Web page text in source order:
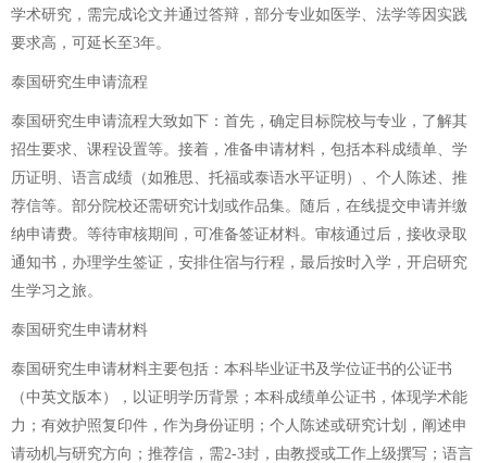
学术研究，需完成论文并通过答辩，部分专业如医学、法学等因实践
要求高，可延长至3年。
泰国研究生申请流程
泰国研究生申请流程大致如下：首先，确定目标院校与专业，了解其
招生要求、课程设置等。接着，准备申请材料，包括本科成绩单、学
历证明、语言成绩（如雅思、托福或泰语水平证明）、个人陈述、推
荐信等。部分院校还需研究计划或作品集。随后，在线提交申请并缴
纳申请费。等待审核期间，可准备签证材料。审核通过后，接收录取
通知书，办理学生签证，安排住宿与行程，最后按时入学，开启研究
生学习之旅。
泰国研究生申请材料
泰国研究生申请材料主要包括：本科毕业证书及学位证书的公证书
（中英文版本），以证明学历背景；本科成绩单公证书，体现学术能
力；有效护照复印件，作为身份证明；个人陈述或研究计划，阐述申
请动机与研究方向；推荐信，需2-3封，由教授或工作上级撰写；语言